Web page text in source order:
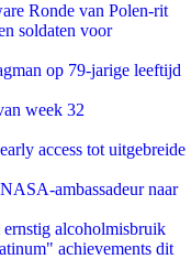
Ronde van Polen-rit
soldaten voor
op 79-jarige leeftijd
week 32
access tot uitgebreide
ambassadeur naar
alcoholmisbruik
achievements dit